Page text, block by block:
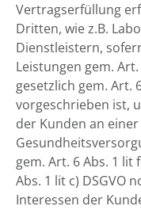
Vertragserfüllung
Dritten, wie z.B.
Dienstleistern,
Leistungen gem.
gesetzlich gem. Art.
vorgeschrieben ist,
der Kunden an
gem. Art. 6 Abs. 1 lit
Abs. 1 lit c) DSGVO
Interessen der